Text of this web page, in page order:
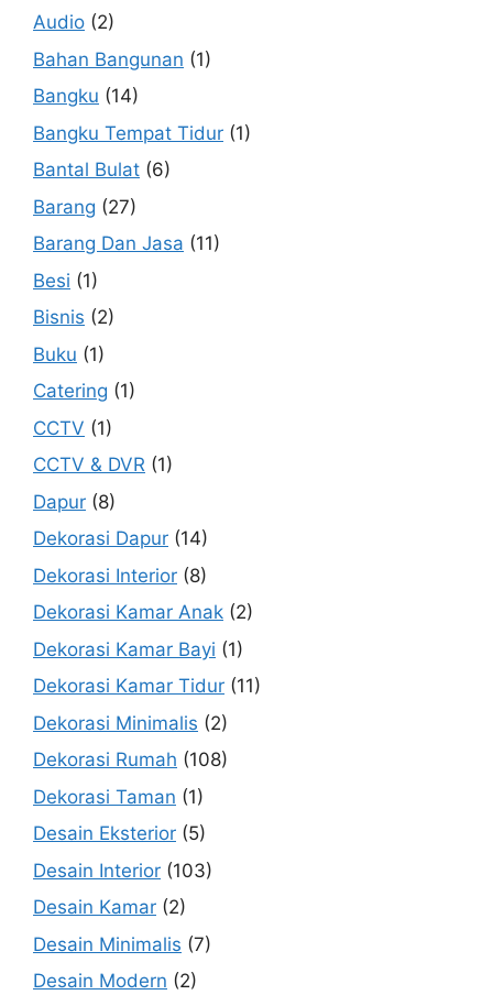
Audio (2)
Bahan Bangunan (1)
Bangku (14)
Bangku Tempat Tidur (1)
Bantal Bulat (6)
Barang (27)
Barang Dan Jasa (11)
Besi (1)
Bisnis (2)
Buku (1)
Catering (1)
CCTV (1)
CCTV & DVR (1)
Dapur (8)
Dekorasi Dapur (14)
Dekorasi Interior (8)
Dekorasi Kamar Anak (2)
Dekorasi Kamar Bayi (1)
Dekorasi Kamar Tidur (11)
Dekorasi Minimalis (2)
Dekorasi Rumah (108)
Dekorasi Taman (1)
Desain Eksterior (5)
Desain Interior (103)
Desain Kamar (2)
Desain Minimalis (7)
Desain Modern (2)